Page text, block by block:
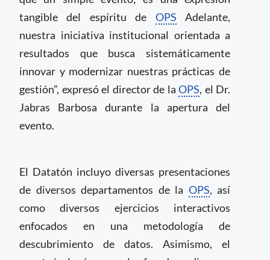
tangible del espíritu de OPS Adelante,
nuestra iniciativa institucional orientada a
resultados que busca sistemáticamente
innovar y modernizar nuestras prácticas de
gestión”, expresó el director de la OPS, el Dr.
Jabras Barbosa durante la apertura del
evento.
El Datatón incluyo diversas presentaciones
de diversos departamentos de la OPS, así
como diversos ejercicios interactivos
enfocados en una metodología de
descubrimiento de datos. Asimismo, el